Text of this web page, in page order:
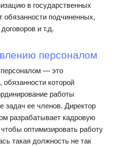
в государственных
обязанности подчиненных,
и т.д.
персоналом
— это
которой
работы
задач ее членов. Директор
разрабатывает кадровую
оптимизировать работу
такая должность не так